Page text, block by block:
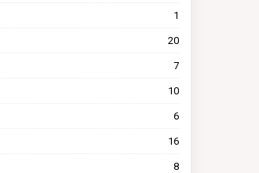
1
20
7
10
6
16
8